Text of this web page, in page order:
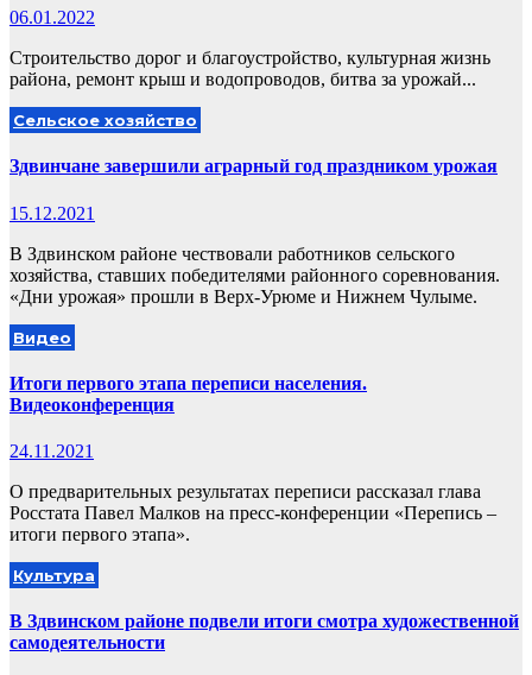
06.01.2022
Строительство дорог и благоустройство, культурная жизнь
района, ремонт крыш и водопроводов, битва за урожай...
Сельское хозяйство
Здвинчане завершили аграрный год праздником урожая
15.12.2021
В Здвинском районе чествовали работников сельского
хозяйства, ставших победителями районного соревнования.
«Дни урожая» прошли в Верх-Урюме и Нижнем Чулыме.
Видео
Итоги первого этапа переписи населения.
Видеоконференция
24.11.2021
О предварительных результатах переписи рассказал глава
Росстата Павел Малков на пресс-конференции «Перепись –
итоги первого этапа».
Культура
В Здвинском районе подвели итоги смотра художественной
самодеятельности